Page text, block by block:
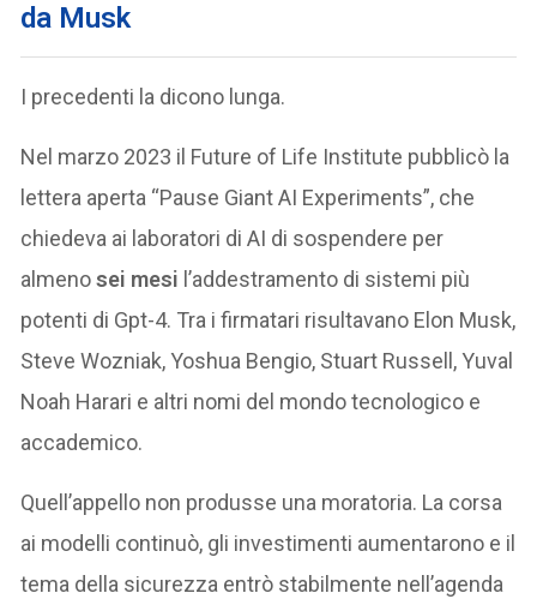
da Musk
I precedenti la dicono lunga.
Nel marzo 2023 il Future of Life Institute pubblicò la
lettera aperta “Pause Giant AI Experiments”, che
chiedeva ai laboratori di AI di sospendere per
almenosei mesi l’addestramento di sistemi più
potenti di Gpt-4. Tra i firmatari risultavano Elon Musk,
Steve Wozniak, Yoshua Bengio, Stuart Russell, Yuval
Noah Harari e altri nomi del mondo tecnologico e
accademico.
Quell’appello non produsse una moratoria. La corsa
ai modelli continuò, gli investimenti aumentarono e il
tema della sicurezza entrò stabilmente nell’agenda